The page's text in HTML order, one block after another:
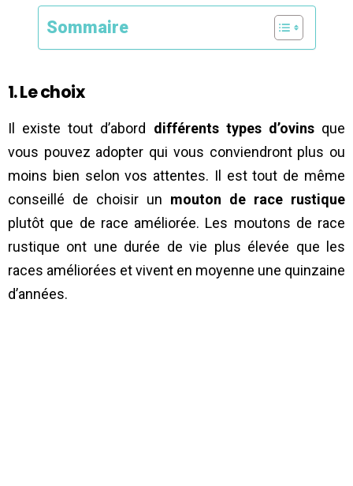
Sommaire
1. Le choix
Il existe tout d’abord différents types d’ovinsque
vous pouvez adopter qui vous conviendront plus ou
moins bien selon vos attentes. Il est tout de même
conseillé de choisir un mouton de race rustique
plutôt que de race améliorée. Les moutons de race
rustique ont une durée de vie plus élevée que les
races améliorées et vivent en moyenne une quinzaine
d’années.